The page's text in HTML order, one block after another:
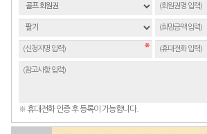
※ 휴대전화 인증 후 등록이 가능합니다.